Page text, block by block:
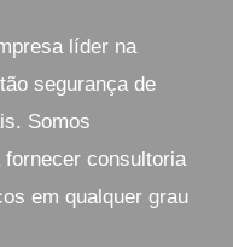
líder na
segurança de
Somos
consultoria
em qualquer grau